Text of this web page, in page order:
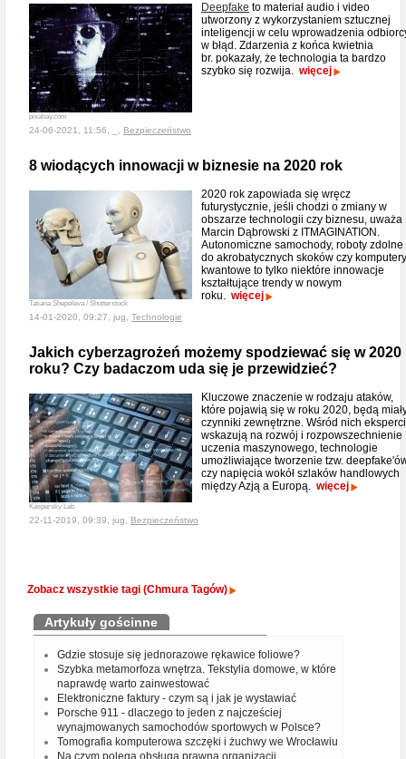
pixabay.com
Deepfake to materiał audio i video
utworzony z wykorzystaniem sztucznej
inteligencji w celu wprowadzenia
w błąd. Zdarzenia z końca kwietnia
br. pokazały, że technologia ta bardzo
szybko się rozwija. więcej
24-06-2021, 11:56, _, Bezpieczeństwo
8 wiodących innowacji w biznesie na 2020 rok
Tatiana Shepeleva / Shutterstock
2020 rok zapowiada się wręcz
futurystycznie, jeśli chodzi o zmiany w
obszarze technologii czy biznesu, uważa
Marcin Dąbrowski z ITMAGINATION.
Autonomiczne samochody, roboty zdolne
do akrobatycznych skoków czy komputery
kwantowe to tylko niektóre innowacje
kształtujące trendy w nowym
roku. więcej
14-01-2020, 09:27, jug, Technologie
Jakich cyberzagrożeń możemy spodziewać się w 2020
roku? Czy badaczom uda się je przewidzieć?
Kaspersky Lab
Kluczowe znaczenie w rodzaju ataków,
które pojawią się w roku 2020, będą
czynniki zewnętrzne. Wśród nich eksperci
wskazują na rozwój i rozpowszechnienie
uczenia maszynowego, technologie
umożliwiające tworzenie tzw.
czy napięcia wokół szlaków handlowych
między Azją a Europą. więcej
22-11-2019, 09:39, jug, Bezpieczeństwo
Zobacz wszystkie tagi (Chmura Tagów)
Artykuły gościnne
Gdzie stosuje się jednorazowe rękawice foliowe?
Szybka metamorfoza wnętrza. Tekstylia domowe, w które
naprawdę warto zainwestować
Elektroniczne faktury - czym są i jak je wystawiać
Porsche 911 - dlaczego to jeden z najcześciej
wynajmowanych samochodów sportowych w Polsce?
Tomografia komputerowa szczęki i żuchwy we Wrocławiu
Na czym polega obsługa prawna organizacji